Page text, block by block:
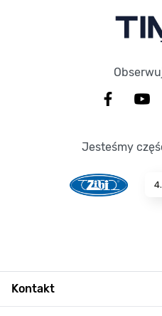
Jesteśmy
Kontakt